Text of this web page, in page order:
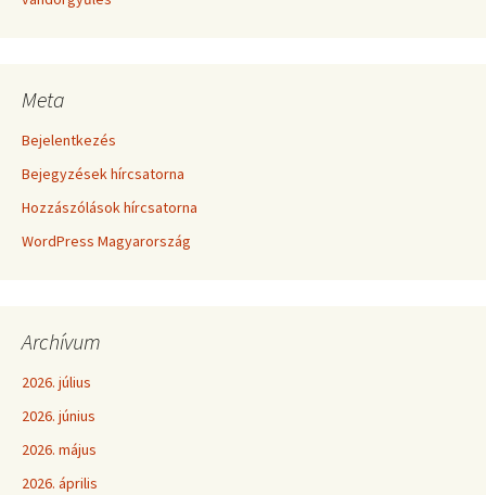
Meta
Bejelentkezés
Bejegyzések hírcsatorna
Hozzászólások hírcsatorna
WordPress Magyarország
Archívum
2026. július
2026. június
2026. május
2026. április